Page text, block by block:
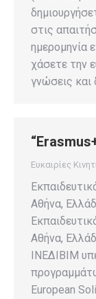
στις
ημερομηνία
χάσετε την
γνώσεις και
Ευκαιρίες
Αθήνα,
Αθήνα,
ΙΝΕΔΙΒΙΜ
European